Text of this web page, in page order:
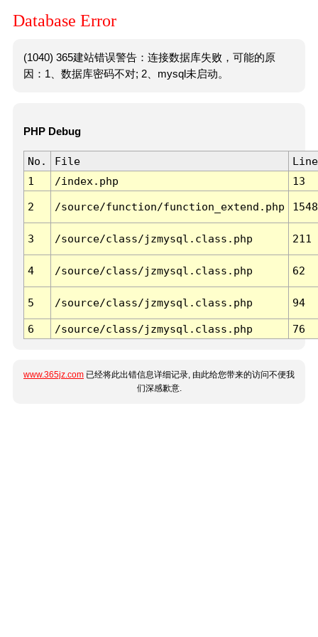
Database Error
(1040) 365建站错误警告：连接数据库失败，可能的原
因：1、数据库密码不对; 2、mysql未启动。
PHP Debug
No. File
Line
1
/index.php 13
2 /source/function/function_extend.php 1548
3 /source/class/jzmysql.class.php 211
4 /source/class/jzmysql.class.php 62
5 /source/class/jzmysql.class.php 94
6 /source/class/jzmysql.class.php 76
www.365jz.com 已经将此出错信息详细记录, 由此给您带来的访问不便我
们深感歉意.